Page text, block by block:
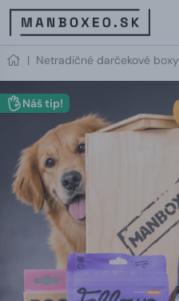
| Netradičné darčekové boxy
Náš tip!